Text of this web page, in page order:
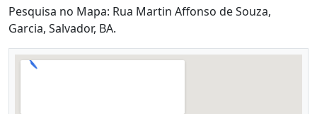
Pesquisa no Mapa: Rua Martin Affonso de Souza,
Garcia, Salvador, BA.